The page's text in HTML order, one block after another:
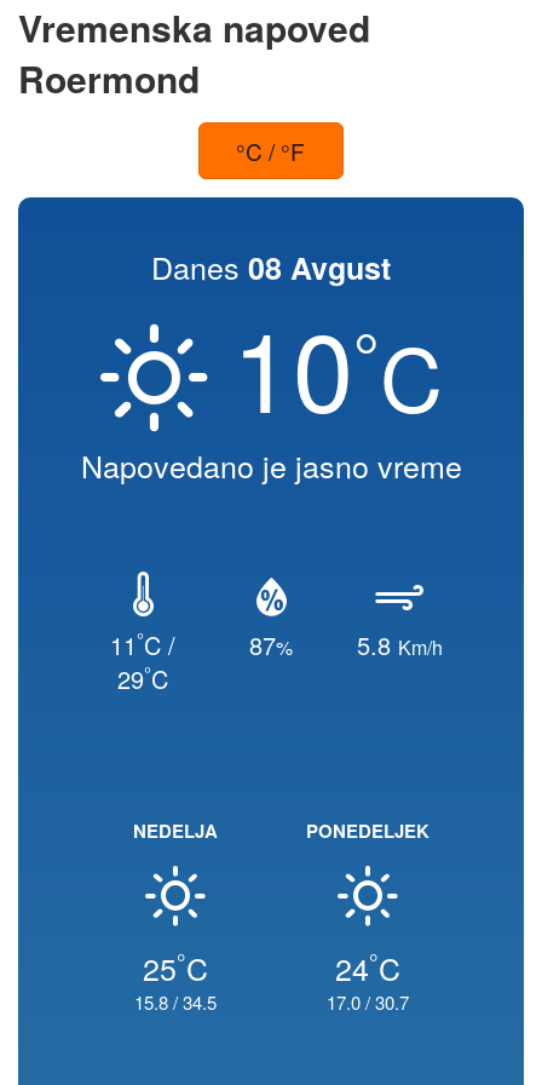
Vremenska napoved
Roermond
°C / °F
Danes 08 Avgust
10°C
Napovedano je jasno vreme
11°C /
29°C
87% 5.8 Km/h
NEDELJA
25°C
15.8/34.5
PONEDELJEK
24°C
17.0/30.7